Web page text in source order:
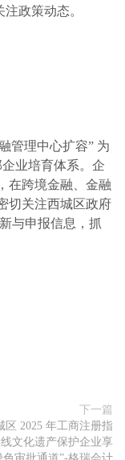
政策动态。
管理中心扩容” 为
业培育体系。企
在跨境金融、金融
切关注西城区政府
与申报信息，抓
下一篇
区 2025 年工商注册指
文化遗产保护企业享